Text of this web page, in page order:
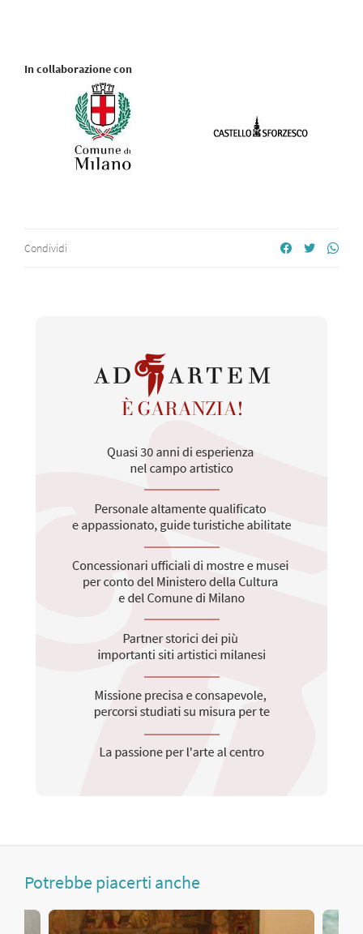
In collaborazione con
Condividi
Potrebbe piacerti anche